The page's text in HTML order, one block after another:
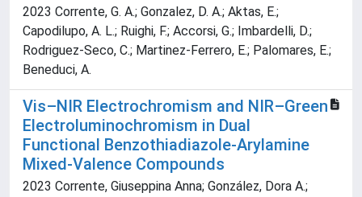
2023 Corrente, G. A.; Gonzalez, D. A.; Aktas, E.;
Capodilupo, A. L.; Ruighi, F.; Accorsi, G.; Imbardelli, D.;
Rodriguez-Seco, C.; Martinez-Ferrero, E.; Palomares, E.;
Beneduci, A.
Vis–NIR Electrochromism and NIR–Green
Electroluminochromism in Dual
Functional Benzothiadiazole‐Arylamine
Mixed‐Valence Compounds
2023 Corrente, Giuseppina Anna; González, Dora A.;